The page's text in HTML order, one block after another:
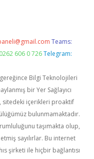
Teams:
606 0 726 Telegram:
gereğince Bilgi Teknolojileri
bir Yer Sağlayıcı
sitedeki içerikleri proaktif
bulunmamaktadır.
taşımakta olup,
sayılırlar. Bu internet
şirketi ile hiçbir bağlantısı